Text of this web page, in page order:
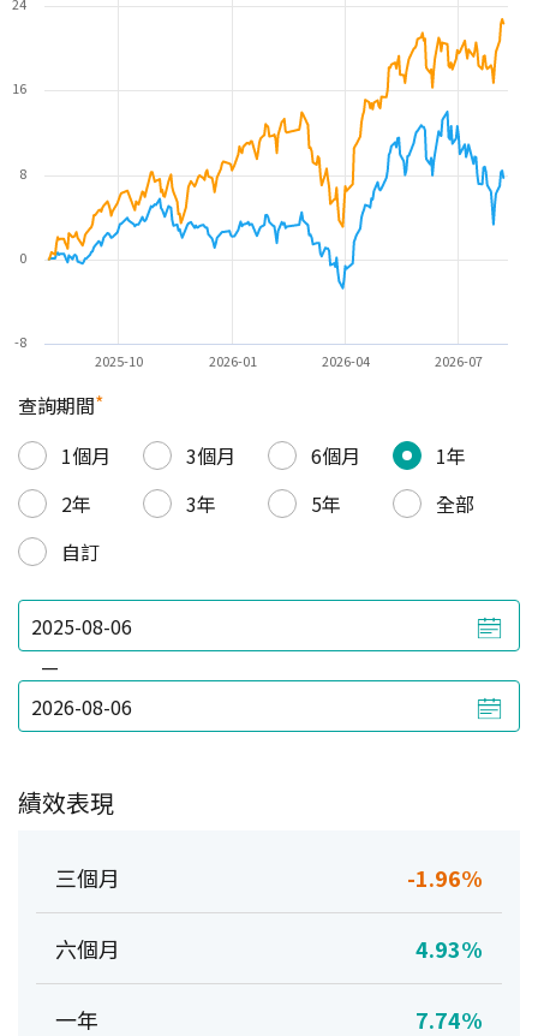
2025-10 2026-01 2026-04 2026-07
-8
0
8
16
查詢期間*
1個月
3個月 6個月
1年
2年
3年 5年
全部
自訂
—
績效表現
三個月 -1.96%
六個月 4.93%
一年 7.74%